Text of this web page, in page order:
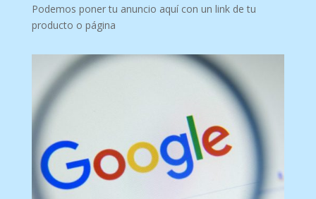
Podemos poner tu anuncio aquí con un link de tu
producto o página